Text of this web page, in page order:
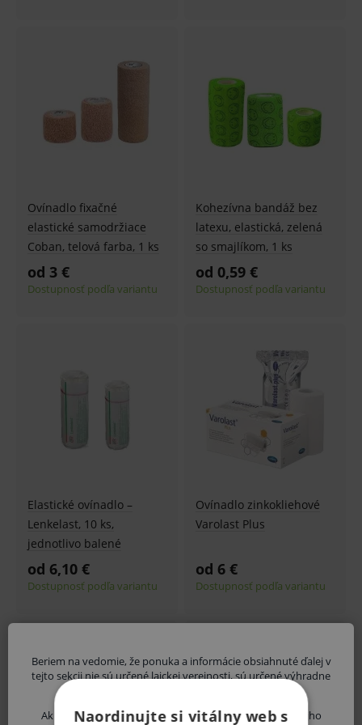
Ovínadlo fixačné
elastické samodržiace
Coban, telová farba, 1 ks
od 3 €
Dostupnosť podľa variantu
Kohezívna bandáž bez
latexu, elastická, zelená
so smajlíkom, 1 ks
od 0,59 €
Dostupnosť podľa variantu
Elastické ovínadlo –
Lenkelast, 10 ks,
jednotlivo balené
od 6,10 €
Dostupnosť podľa variantu
Ovínadlo zinkokliehové
Varolast Plus
od 6 €
Dostupnosť podľa variantu
Beriem na vedomie, že ponuka a informácie obsiahnuté ďalej v
tejto sekcii nie sú určené laickej verejnosti, sú určené výhradne
Ak nie ste odborník, vystavujete sa riziku ohrozenia svojho
Naordinujte si vitálny web s